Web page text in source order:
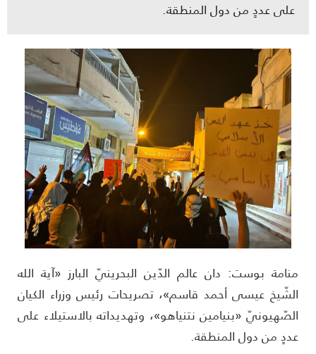
على عددٍ من دول المنطقة.
بوست: دان عالم الدّين البحرينيّ البارز «آية الله
عيسى أحمد قاسم»، تصريحات رئيس وزراء الكيان
«بنيامين نتنياهو»، وتهديداته بالاستيلاء على
من دول المنطقة.